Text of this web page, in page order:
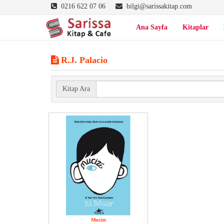
0216 622 07 06 bilgi@sarissakitap.com
Ana Sayfa Kitaplar
R.J. Palacio
Kitap Ara
Mucize